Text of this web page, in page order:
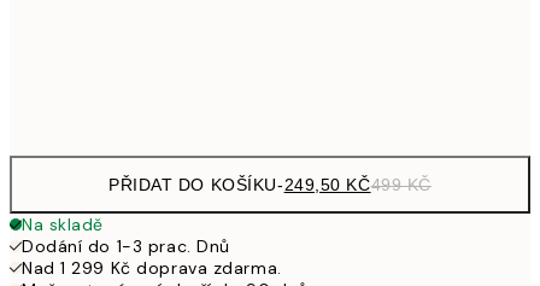
PŘIDAT DO KOŠÍKU-249,50 KČ499 KČ
Na skladě
Dodání do 1-3 prac. Dnů
Nad 1 299 Kč doprava zdarma.